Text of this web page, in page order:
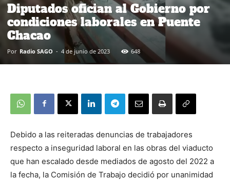
Diputados ofician al Gobierno por
condiciones laborales en Puente
Chacao
Por Radio SAGO - 4 de junio de 2023 648
Debido a las reiteradas denuncias de trabajadores
respecto a inseguridad laboral en las obras del viaducto
que han escalado desde mediados de agosto del 2022 a
la fecha, la Comisión de Trabajo decidió por unanimidad